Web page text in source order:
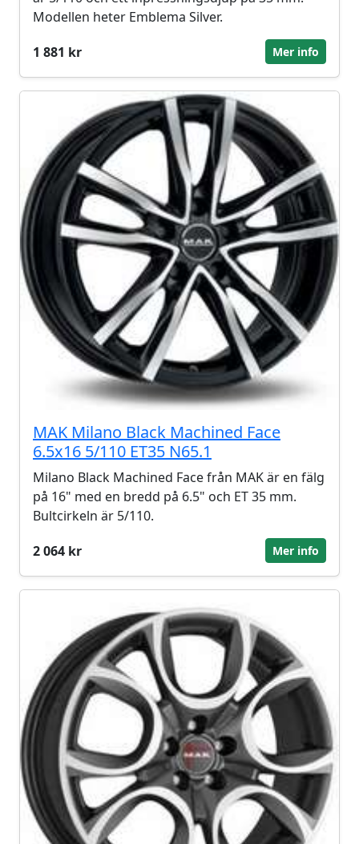
Modellen heter Emblema Silver.
1 881 kr
Mer info
MAK Milano Black Machined Face
6.5x16 5/110 ET35 N65.1
Milano Black Machined Face från MAK är en fälg
på 16" med en bredd på 6.5" och ET 35 mm.
Bultcirkeln är 5/110.
2 064 kr
Mer info